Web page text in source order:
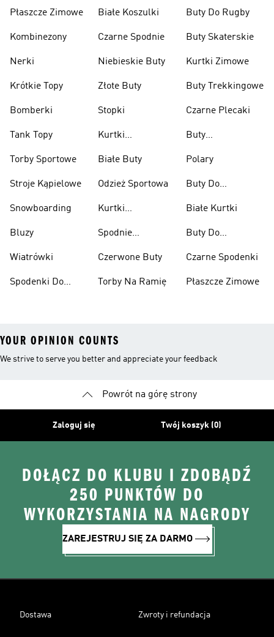
Płaszcze Zimowe
Kombinezony
Nerki
Krótkie Topy
Bomberki
Tank Topy
Torby Sportowe
Stroje Kąpielowe
Snowboarding
Bluzy
Wiatrówki
Spodenki Do
Białe Koszulki
Czarne Spodnie
Niebieskie Buty
Złote Buty
Stopki
Kurtki
Białe Buty
Odzież Sportowa
Kurtki
Spodnie
Czerwone Buty
Torby Na Ramię
Buty Do Rugby
Buty Skaterskie
Kurtki Zimowe
Buty Trekkingowe
Czarne Plecaki
Buty
Polary
Buty Do
Ciężarów
Białe Kurtki
Buty Do
Czarne Spodenki
Płaszcze Zimowe
YOUR OPINION COUNTS
We strive to serve you better and appreciate your feedback
Powrót na górę strony
Zaloguj się Twój koszyk (0)
DOŁĄCZ DO KLUBU I ZDOBĄDŹ
250 PUNKTÓW DO
WYKORZYSTANIA NA NAGRODY
ZAREJESTRUJ SIĘ ZA DARMO
Dostawa Zwroty i refundacja